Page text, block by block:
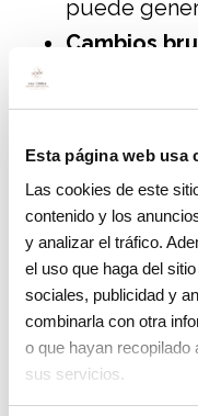
Esta página web usa
Las cookies de este
contenido y los
y analizar el tráfico.
el uso que haga del
sociales, publicidad y
combinarla con otra
o que hayan recopilado
sus servicios.
puede
Cambios
ingerir
consumir
que el
debilitando
Dientes
los
debilitar el
haciéndolo